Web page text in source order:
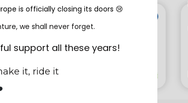
is officially closing its doors 😢
support all these years!
we shall never forget.
it, ride it